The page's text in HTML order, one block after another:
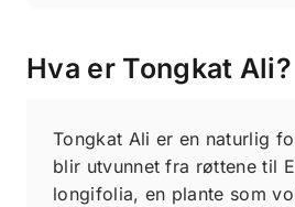
Hva er Tongkat Ali?
Tongkat Ali er en naturlig
blir utvunnet fra røttene til
longifolia, en plante som